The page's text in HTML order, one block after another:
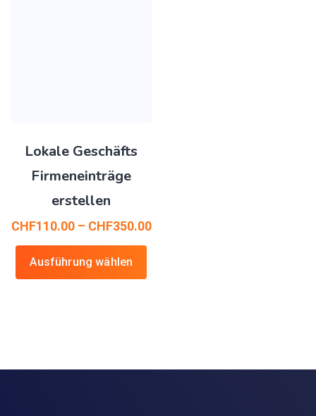
Lokale Geschäfts
Firmeneinträge
erstellen
CHF110.00– CHF350.00
Ausführung wählen